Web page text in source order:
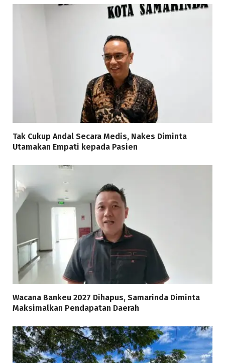
Tak Cukup Andal Secara Medis, Nakes Diminta
Utamakan Empati kepada Pasien
Wacana Bankeu 2027 Dihapus, Samarinda Diminta
Maksimalkan Pendapatan Daerah